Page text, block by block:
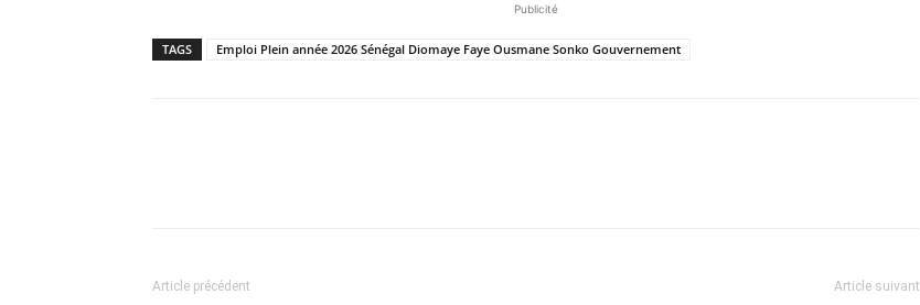
Publicité
TAGS Emploi Plein année 2026 Sénégal Diomaye Faye Ousmane Sonko Gouvernement
Article précédent Article suivant